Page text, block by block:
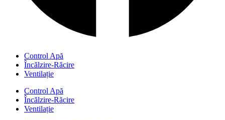
Control Apă
Încălzire-Răcire
Ventilație
Control Apă
Încălzire-Răcire
Ventilație